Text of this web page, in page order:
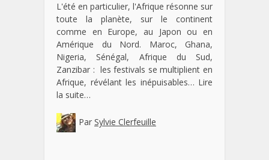
L'été en particulier, l'Afrique résonne sur
toute la planète, sur le continent
comme en Europe, au Japon ou en
Amérique du Nord. Maroc, Ghana,
Nigeria, Sénégal, Afrique du Sud,
Zanzibar : les festivals se multiplient en
Afrique, révélant les inépuisables… Lire
la suite…
Par Sylvie Clerfeuille